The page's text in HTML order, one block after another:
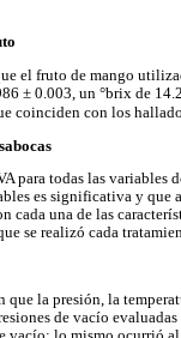
el fruto de mango
± 0.003, un °brix de
coinciden con los
para todas las variables
es significativa y que
cada una de las
se realizó cada
que la presión, la
de vacío evaluadas